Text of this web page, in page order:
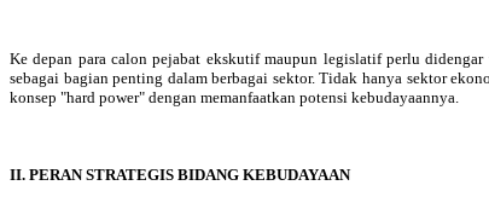
Ke depan para calon pejabat ekskutif maupun legislatif perlu
sebagai bagian penting dalam berbagai sektor. Tidak hanya sektor
konsep "hard power" dengan memanfaatkan potensi kebudayaannya.
II. PERAN STRATEGIS BIDANG KEBUDAYAAN